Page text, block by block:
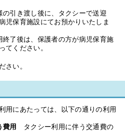
引き渡し後に、タクシーで送迎
児保育施設にてお預かりいたしま
了後は、保護者の方が病児保育施
てください。
さい。
用にあたっては、以下の通りの利用
費用
タクシー利用に伴う交通費の